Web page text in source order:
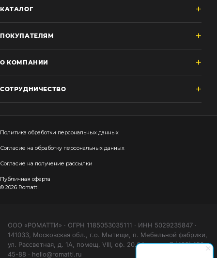
КАТАЛОГ
ПОКУПАТЕЛЯМ
О КОМПАНИИ
СОТРУДНИЧЕСТВО
Политика обработки персональных данных
Согласие на обработку персональных данных
Согласие на получение рассылки
Публичная оферта
© 2026 Romatti
ООО «РОМАТТИ» · ОГРН 1185053035111 · ИНН 5029235847 ·
141033, Московская обл., г.о. Мытищи, п. Мебельной фабрики,
ул. Рассветная, д. 1А, помещ. VIII, оф. 20.04 · тел. +7 (495) 150-
45-88 · hello@romatti.ru